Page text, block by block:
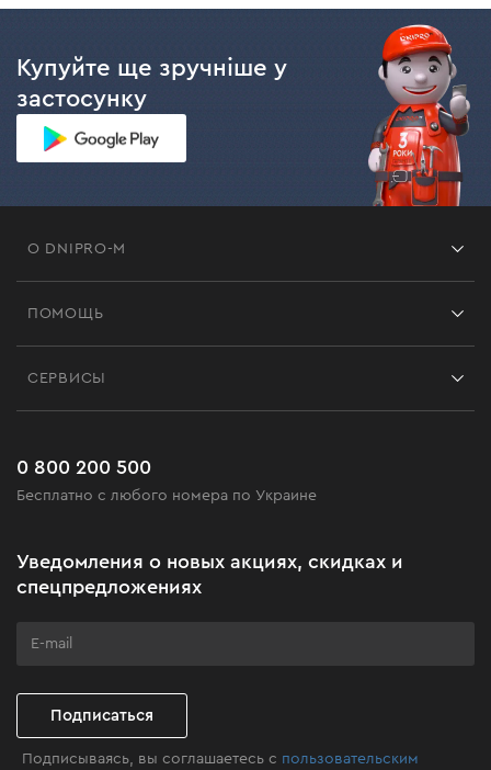
Купуйте ще зручніше у
застосунку
О DNIPRO-M
Черная пятница
Клуб мастерства
ПОМОЩЬ
Часто задаваемые вопросы
СЕРВИСЫ
0 800 200 500
Бесплатно с любого номера по Украине
Уведомления о новых акциях, скидках и
спецпредложениях
Подписаться
Подписываясь, вы соглашаетесь с пользовательским